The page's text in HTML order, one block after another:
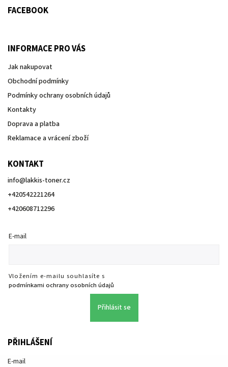
FACEBOOK
INFORMACE PRO VÁS
Jak nakupovat
Obchodní podmínky
Podmínky ochrany osobních údajů
Kontakty
Doprava a platba
Reklamace a vrácení zboží
KONTAKT
info@lakkis-toner.cz
+420542221264
+420608712296
E-mail
Vložením e-mailu souhlasíte s
podmínkami ochrany osobních údajů
Přihlásit se
PŘIHLÁŠENÍ
E-mail